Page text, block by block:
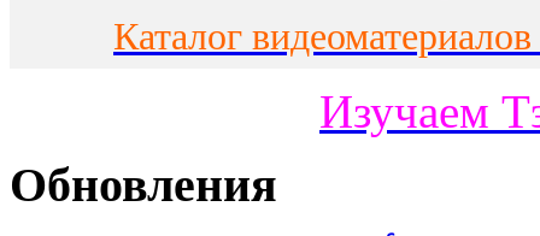
Каталог
Изучаем
Обновления